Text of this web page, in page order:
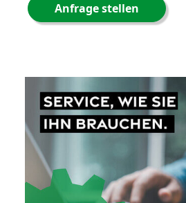
Anfrage stellen